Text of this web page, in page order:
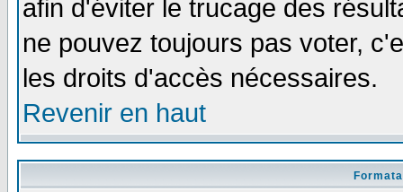
afin d'éviter le trucage des
ne pouvez toujours pas voter,
les droits d'accès nécessaires.
Revenir en haut